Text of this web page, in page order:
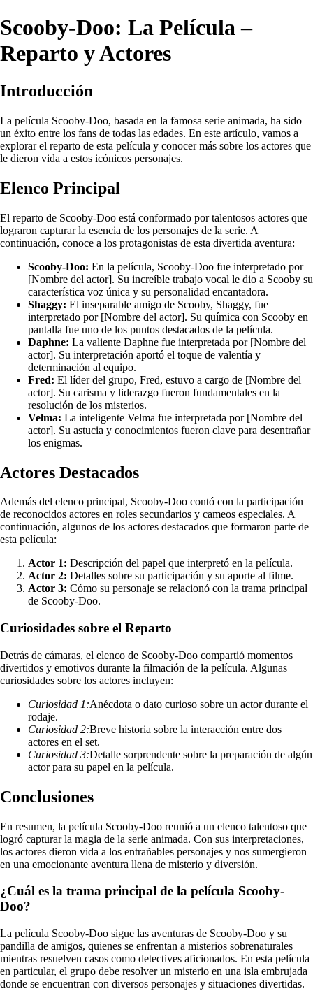
Scooby-Doo: La Película –
Reparto y Actores
Introducción
La película Scooby-Doo, basada en la famosa serie animada, ha sido
un éxito entre los fans de todas las edades. En este artículo, vamos a
explorar el reparto de esta película y conocer más sobre los actores que
le dieron vida a estos icónicos personajes.
Elenco Principal
El reparto de Scooby-Doo está conformado por talentosos actores que
lograron capturar la esencia de los personajes de la serie. A
continuación, conoce a los protagonistas de esta divertida aventura:
Scooby-Doo: En la película, Scooby-Doo fue interpretado por
[Nombre del actor]. Su increíble trabajo vocal le dio a Scooby su
característica voz única y su personalidad encantadora.
Shaggy: El inseparable amigo de Scooby, Shaggy, fue
interpretado por [Nombre del actor]. Su química con Scooby en
pantalla fue uno de los puntos destacados de la película.
Daphne: La valiente Daphne fue interpretada por [Nombre del
actor]. Su interpretación aportó el toque de valentía y
determinación al equipo.
Fred: El líder del grupo, Fred, estuvo a cargo de [Nombre del
actor]. Su carisma y liderazgo fueron fundamentales en la
resolución de los misterios.
Velma: La inteligente Velma fue interpretada por [Nombre del
actor]. Su astucia y conocimientos fueron clave para desentrañar
los enigmas.
Actores Destacados
Además del elenco principal, Scooby-Doo contó con la participación
de reconocidos actores en roles secundarios y cameos especiales. A
continuación, algunos de los actores destacados que formaron parte de
esta película:
Actor 1: Descripción del papel que interpretó en la película.
Actor 2: Detalles sobre su participación y su aporte al filme.
Actor 3: Cómo su personaje se relacionó con la trama principal
de Scooby-Doo.
Curiosidades sobre el Reparto
Detrás de cámaras, el elenco de Scooby-Doo compartió momentos
divertidos y emotivos durante la filmación de la película. Algunas
curiosidades sobre los actores incluyen:
Curiosidad 1:Anécdota o dato curioso sobre un actor durante el
rodaje.
Curiosidad 2:Breve historia sobre la interacción entre dos
actores en el set.
Curiosidad 3:Detalle sorprendente sobre la preparación de algún
actor para su papel en la película.
Conclusiones
En resumen, la película Scooby-Doo reunió a un elenco talentoso que
logró capturar la magia de la serie animada. Con sus interpretaciones,
los actores dieron vida a los entrañables personajes y nos sumergieron
en una emocionante aventura llena de misterio y diversión.
¿Cuál es la trama principal de la película Scooby-
Doo?
La película Scooby-Doo sigue las aventuras de Scooby-Doo y su
pandilla de amigos, quienes se enfrentan a misterios sobrenaturales
mientras resuelven casos como detectives aficionados. En esta película
en particular, el grupo debe resolver un misterio en una isla embrujada
donde se encuentran con diversos personajes y situaciones divertidas.